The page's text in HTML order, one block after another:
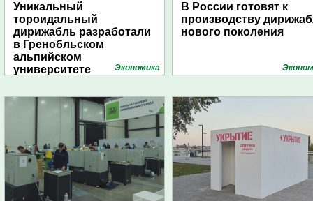
Уникальный
тороидальный
дирижабль разработали
в Гренобльском
альпийском
университете
Экономика
В России готовят к
производству
нового поколения